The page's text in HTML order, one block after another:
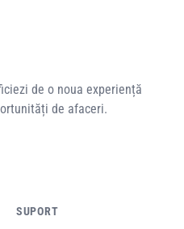
de o noua experiență
de afaceri.
SUPORT